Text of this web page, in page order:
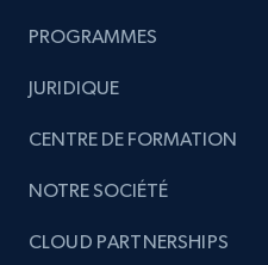
PROGRAMMES
JURIDIQUE
CENTRE DE FORMATION
NOTRE SOCIÉTÉ
CLOUD PARTNERSHIPS